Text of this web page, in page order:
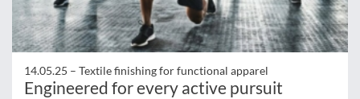
14.05.25 – Textile finishing for functional apparel
Engineered for every active pursuit